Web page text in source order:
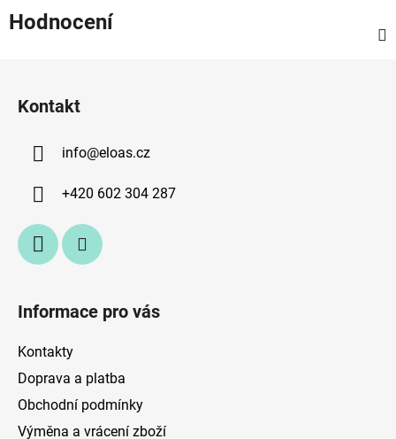
Hodnocení
Kontakt
info@eloas.cz
+420 602 304 287
Informace pro vás
Kontakty
Doprava a platba
Obchodní podmínky
Výměna a vrácení zboží